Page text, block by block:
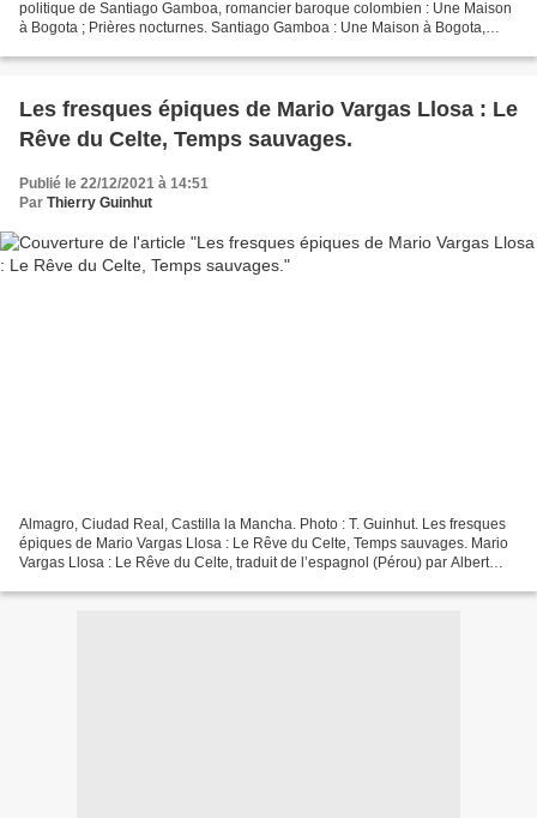
politique de Santiago Gamboa, romancier baroque colombien : Une Maison
à Bogota ; Prières nocturnes. Santiago Gamboa : Une Maison à Bogota,
Les fresques épiques de Mario Vargas Llosa : Le
Rêve du Celte, Temps sauvages.
Publié le 22/12/2021 à 14:51
Par Thierry Guinhut
Almagro, Ciudad Real, Castilla la Mancha. Photo : T. Guinhut. Les fresques
épiques de Mario Vargas Llosa : Le Rêve du Celte, Temps sauvages. Mario
Vargas Llosa : Le Rêve du Celte, traduit de l’espagnol (Pérou) par Albert